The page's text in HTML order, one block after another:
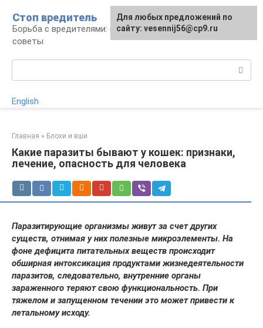
контенту
Стоп вредитель
Борьба с вредителями: правила, средства,
советы
English
Главная » Блохи и вши
Какие паразиты бывают у кошек: признаки,
лечение, опасность для человека
Паразитирующие организмы живут за счет других
существ, отнимая у них полезные микроэлементы. На
фоне дефицита питательных веществ происходит
обширная интоксикация продуктами жизнедеятельности
паразитов, следовательно, внутренние органы
зараженного теряют свою функциональность. При
тяжелом и запущенном течении это может привести к
летальному исходу.
Для любых предложений по
сайту: vesennij56@cp9.ru